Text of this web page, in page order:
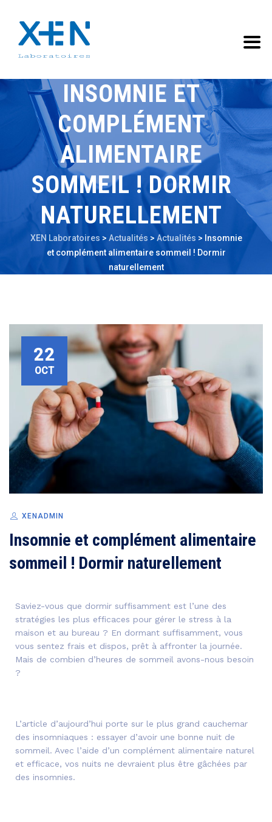
INSOMNIE ET
COMPLÉMENT
ALIMENTAIRE
SOMMEIL ! DORMIR
NATURELLEMENT
XEN Laboratoires > Actualités > Actualités > Insomnie
et complément alimentaire sommeil ! Dormir
naturellement
22
OCT
XENADMIN
Insomnie et complément alimentaire
sommeil ! Dormir naturellement
Saviez-vous que dormir suffisamment est l’une des
stratégies les plus efficaces pour gérer le stress à la
maison et au bureau ? En dormant suffisamment, vous
vous sentez frais et dispos, prêt à affronter la journée.
Mais de combien d’heures de sommeil avons-nous besoin
?
L’article d’aujourd’hui porte sur le plus grand cauchemar
des insomniaques : essayer d’avoir une bonne nuit de
sommeil. Avec l’aide d’un complément alimentaire naturel
et efficace, vos nuits ne devraient plus être gâchées par
des insomnies.